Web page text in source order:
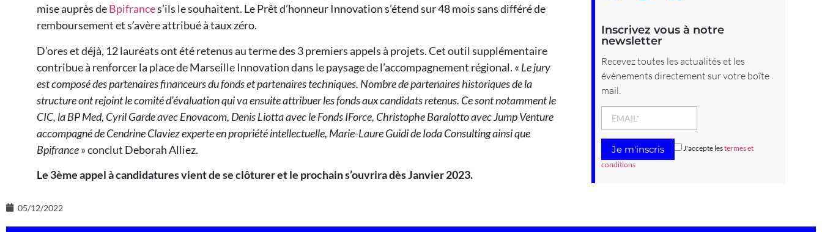
mise auprès deBpifrances’ils le souhaitent. Le Prêt d’honneur Innovation s’étend sur 48 mois sans différé de
remboursement et s’avère attribué à taux zéro.
D’ores et déjà, 12 lauréats ont été retenus au terme des 3 premiers appels à projets. Cet outil supplémentaire
contribue à renforcer la place de Marseille Innovation dans le paysage de l’accompagnement régional. « Le jury
est composé des partenaires financeurs du fonds et partenaires techniques. Nombre de partenaires historiques de la
structure ont rejoint le comité d’évaluation qui va ensuite attribuer les fonds aux candidats retenus. Ce sont notamment le
CIC, la BP Med, Cyril Garde avec Enovacom, Denis Liotta avec le Fonds IForce, Christophe Baralotto avec Jump Venture
accompagné de Cendrine Claviez experte en propriété intellectuelle, Marie-Laure Guidi de Ioda Consulting ainsi que
Bpifrance» conclut Deborah Alliez.
Le 3ème appel à candidatures vient de se clôturer et le prochain s’ouvrira dès Janvier 2023.
Inscrivez vous à notre
newsletter
Recevez toutes les actualités et les
évènements directement sur votre boîte
mail.
J'accepte lestermes et
conditions
05/12/2022